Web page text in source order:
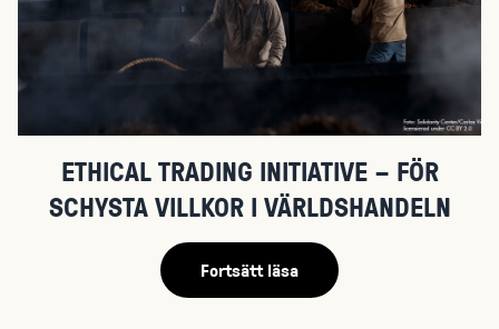
ETHICAL TRADING INITIATIVE – FÖR
SCHYSTA VILLKOR I VÄRLDSHANDELN
Fortsätt läsa